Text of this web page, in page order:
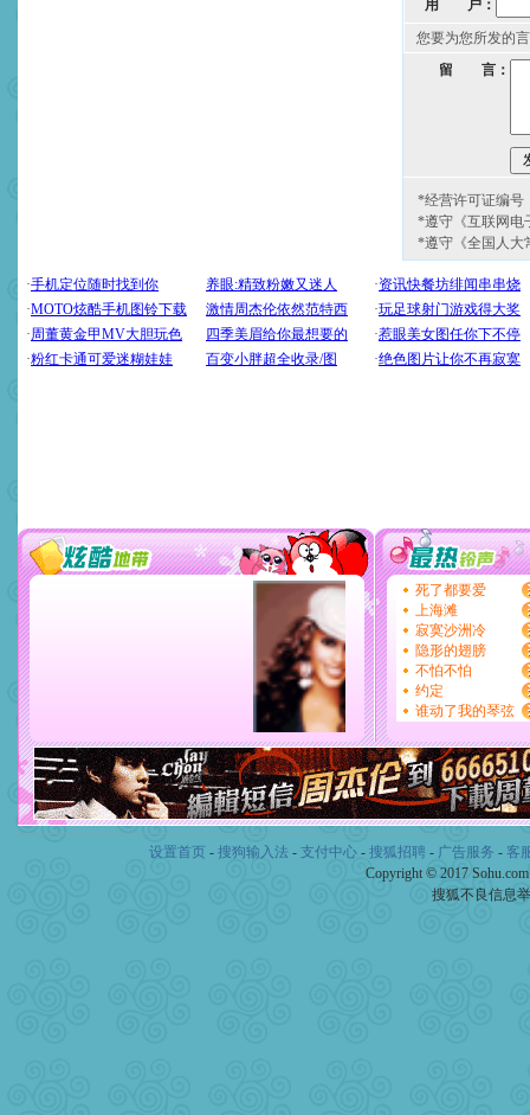
用 户：
您要为您所发的
留 言：
*经营许可证编号
*遵守《互联网电
*遵守《全国人大
设置首页 - 搜狗输入法 - 支付中心- 搜狐招聘- 广告服务 - 客
Copyright © 2017
搜狐不良信息